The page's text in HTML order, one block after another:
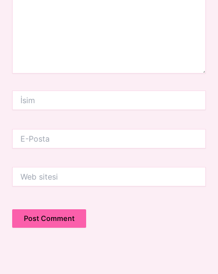
İsim
Posta
sitesi